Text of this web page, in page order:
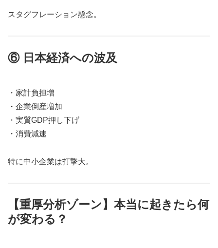
スタグフレーション懸念。
⑥ 日本経済への波及
・家計負担増
・企業倒産増加
・実質GDP押し下げ
・消費減速
特に中小企業は打撃大。
【重厚分析ゾーン】本当に起きたら何
が変わる？